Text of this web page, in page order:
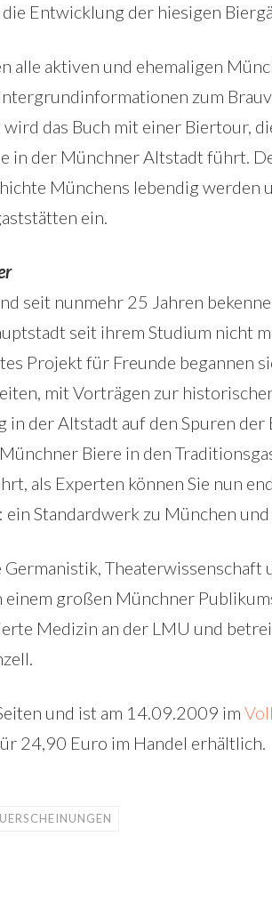
Entwicklung der hiesigen
alle aktiven und ehemaligen
zum
das Buch mit einer Biertour,
in der Münchner Altstadt führt.
Münchens lebendig werden
ein.
seit nunmehr 25 Jahren
seit ihrem Studium nicht
Projekt für Freunde begannen
mit Vorträgen zur
in der Altstadt auf den Spuren der
Biere in den
als Experten können Sie nun
Standardwerk zu München und
Theaterwissenschaft
großen Münchner
Medizin an der LMU und
und ist am 14.09.2009 im
24,90 Euro im Handel erhältlich.